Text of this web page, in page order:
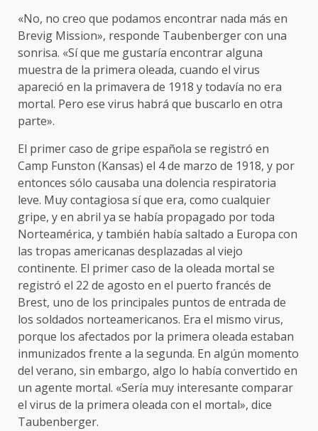
«No, no creo que podamos encontrar nada más en
Brevig Mission», responde Taubenberger con una
sonrisa. «Sí que me gustaría encontrar alguna
muestra de la primera oleada, cuando el virus
apareció en la primavera de 1918 y todavía no era
mortal. Pero ese virus habrá que buscarlo en otra
parte».
El primer caso de gripe española se registró en
Camp Funston (Kansas) el 4 de marzo de 1918, y por
entonces sólo causaba una dolencia respiratoria
leve. Muy contagiosa sí que era, como cualquier
gripe, y en abril ya se había propagado por toda
Norteamérica, y también había saltado a Europa con
las tropas americanas desplazadas al viejo
continente. El primer caso de la oleada mortal se
registró el 22 de agosto en el puerto francés de
Brest, uno de los principales puntos de entrada de
los soldados norteamericanos. Era el mismo virus,
porque los afectados por la primera oleada estaban
inmunizados frente a la segunda. En algún momento
del verano, sin embargo, algo lo había convertido en
un agente mortal. «Sería muy interesante comparar
el virus de la primera oleada con el mortal», dice
Taubenberger.